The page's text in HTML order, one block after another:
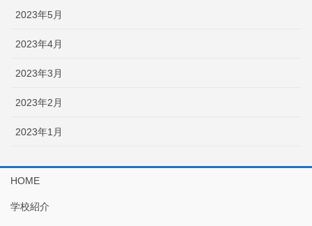
2023年5月
2023年4月
2023年3月
2023年2月
2023年1月
HOME
学校紹介